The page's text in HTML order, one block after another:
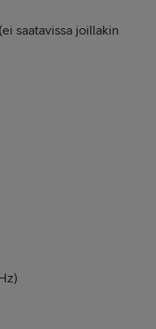
saatavissa joillakin